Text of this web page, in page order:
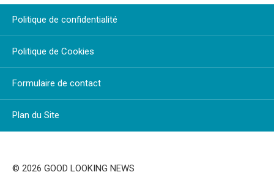
Politique de confidentialité
Politique de Cookies
Formulaire de contact
Plan du Site
© 2026 GOOD LOOKING NEWS